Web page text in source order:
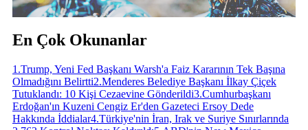
En Çok Okunanlar
1 .Trump, Yeni Fed Başkanı Warsh'a Faiz Kararının Tek Başına
Olmadığını Belirtti2.Menderes Belediye Başkanı İlkay Çiçek
Tutuklandı: 10 Kişi Cezaevine Gönderildi3.Cumhurbaşkanı
Erdoğan'ın Kuzeni Cengiz Er'den Gazeteci Ersoy Dede
Hakkında İddialar4.Türkiye'nin İran, Irak ve Suriye Sınırlarında